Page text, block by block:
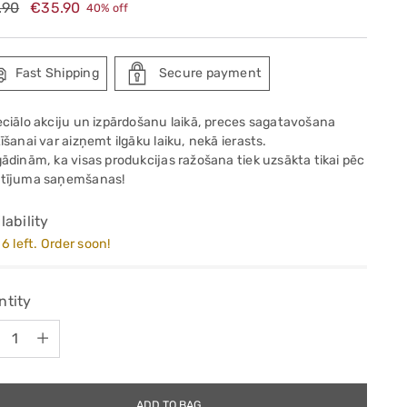
€35.90 40% off
Fast Shipping Secure payment
akciju un izpārdošanu laikā, preces sagatavošana
var aizņemt ilgāku laiku, nekā ierasts.
ka visas produkcijas ražošana tiek uzsākta tikai pēc
saņemšanas!
left. Order soon!